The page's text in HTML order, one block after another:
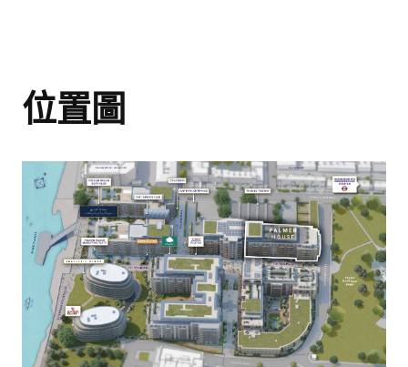
伯克利集團作品集
屢獲殊榮的開發項目指
南
位置圖
室內黎明景色